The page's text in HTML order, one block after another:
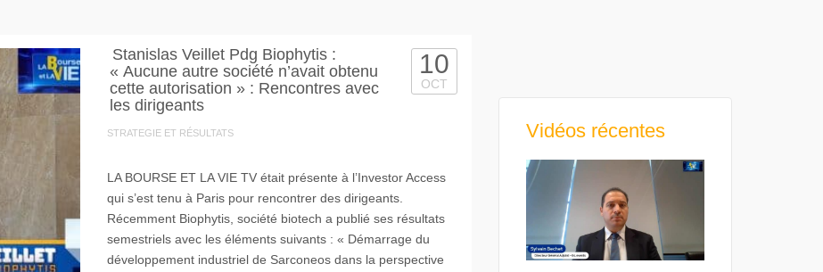
Stanislas Veillet Pdg Biophytis :
« Aucune autre société n’avait obtenu
cette autorisation » : Rencontres avec
les dirigeants
STRATEGIE ET RÉSULTATS
10
OCT
LA BOURSE ET LA VIE TV était présente à l’Investor Access
qui s’est tenu à Paris pour rencontrer des dirigeants.
Récemment Biophytis, société biotech a publié ses résultats
semestriels avec les éléments suivants : « Démarrage du
développement industriel de Sarconeos dans la perspective
Vidéos récentes